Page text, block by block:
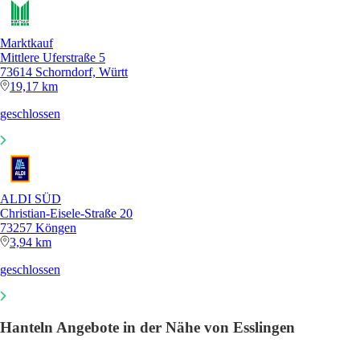
Marktkauf
Mittlere Uferstraße 5
73614 Schorndorf, Württ
19,17 km
geschlossen
ALDI SÜD
Christian-Eisele-Straße 20
73257 Köngen
3,94 km
geschlossen
Hanteln Angebote in der Nähe von Esslingen